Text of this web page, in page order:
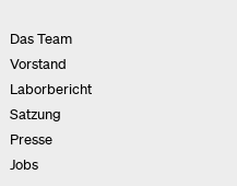
Das Team
Vorstand
Laborbericht
Satzung
Presse
Jobs